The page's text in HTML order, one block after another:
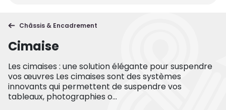
Châssis & Encadrement
Cimaise
Les cimaises : une solution élégante pour suspendre
vos œuvres Les cimaises sont des systèmes
innovants qui permettent de suspendre vos
tableaux, photographies o...